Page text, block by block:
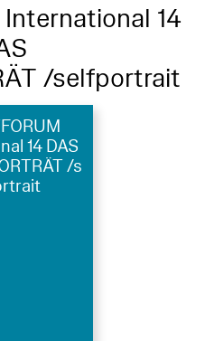
14
/selfportrait
14 DAS
/s